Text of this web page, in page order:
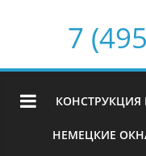
7
КОНСТРУКЦИЯ
НЕМЕЦКИЕ